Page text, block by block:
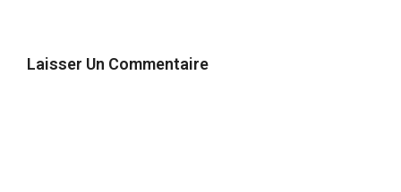
Laisser Un Commentaire